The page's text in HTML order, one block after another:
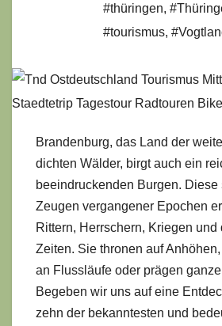
#thüringen,
#tourismus,
Brandenburg, das Land der
dichten Wälder, birgt auch ein
beeindruckenden Burgen. Diese
Zeugen vergangener Epochen
Rittern, Herrschern, Kriegen und
Zeiten. Sie thronen auf
an Flussläufe oder prägen
Begeben wir uns auf eine
zehn der bekanntesten und